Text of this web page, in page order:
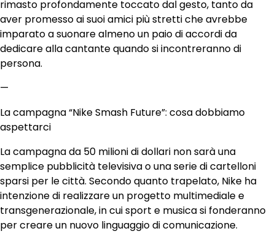
rimasto profondamente toccato dal gesto, tanto da
aver promesso ai suoi amici più stretti che avrebbe
imparato a suonare almeno un paio di accordi da
dedicare alla cantante quando si incontreranno di
persona.
—
La campagna “Nike Smash Future”: cosa dobbiamo
aspettarci
La campagna da 50 milioni di dollari non sarà una
semplice pubblicità televisiva o una serie di cartelloni
sparsi per le città. Secondo quanto trapelato, Nike ha
intenzione di realizzare un progetto multimediale e
transgenerazionale, in cui sport e musica si fonderanno
per creare un nuovo linguaggio di comunicazione.